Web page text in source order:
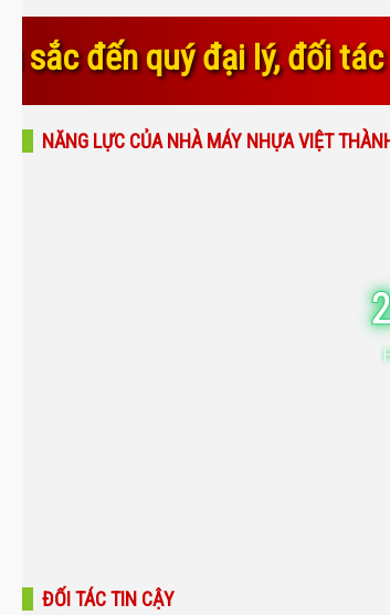
và khách hàng đã luôn
NĂNG LỰC CỦA NHÀ MÁY NHỰA VIỆT
ĐỐI TÁC TIN CẬY